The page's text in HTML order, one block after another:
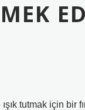
tutmak için bir